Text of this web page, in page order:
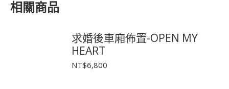
相關商品
求婚後車廂佈置-OPEN MY
HEART
NT$6,800